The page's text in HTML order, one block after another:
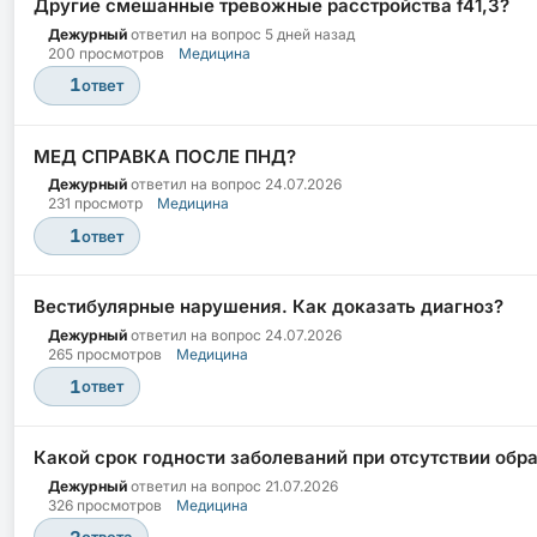
Другие смешанные тревожные расстройства f41,3?
Дежурный ответил на вопрос 5 дней назад
200 просмотров
Медицина
1ответ
МЕД СПРАВКА ПОСЛЕ ПНД?
Дежурный ответил на вопрос 24.07.2026
231 просмотр
Медицина
1ответ
Вестибулярные нарушения. Как доказать диагноз?
Дежурный ответил на вопрос 24.07.2026
265 просмотров
Медицина
1ответ
Какой срок годности заболеваний при отсутствии
Дежурный ответил на вопрос 21.07.2026
326 просмотров
Медицина